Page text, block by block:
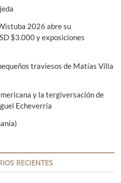
2026 abre su
$3.000 y exposiciones
traviesos de Matías Villa
y la tergiversación de
Echeverría
RECIENTES